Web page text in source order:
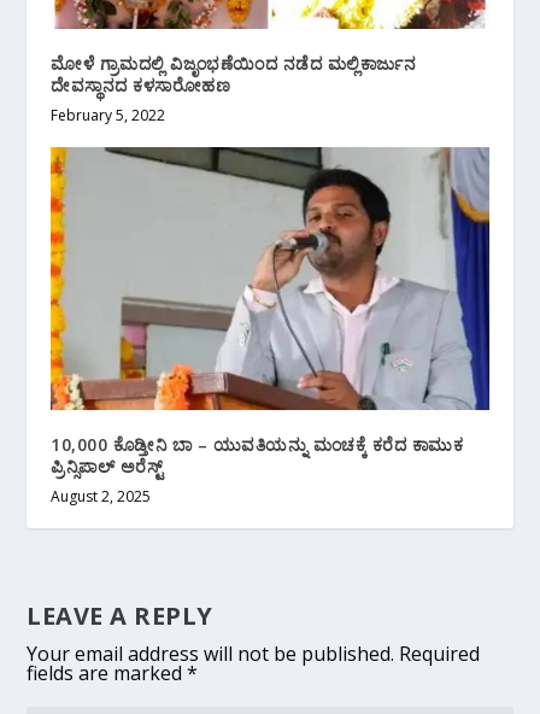
ಮೋಳೆ ಗ್ರಾಮದಲ್ಲಿ ವಿಜೃಂಭಣೆಯಿಂದ ನಡೆದ ಮಲ್ಲಿಕಾರ್ಜುನ
ದೇವಸ್ಥಾನದ ಕಳಸಾರೋಹಣ
February 5, 2022
10,000 ಕೊಡ್ತೀನಿ ಬಾ – ಯುವತಿಯನ್ನು ಮಂಚಕ್ಕೆ ಕರೆದ ಕಾಮುಕ
ಪ್ರಿನ್ಸಿಪಾಲ್ ಅರೆಸ್ಟ್
August 2, 2025
LEAVE A REPLY
Your email address will not be published. Required
fields are marked*